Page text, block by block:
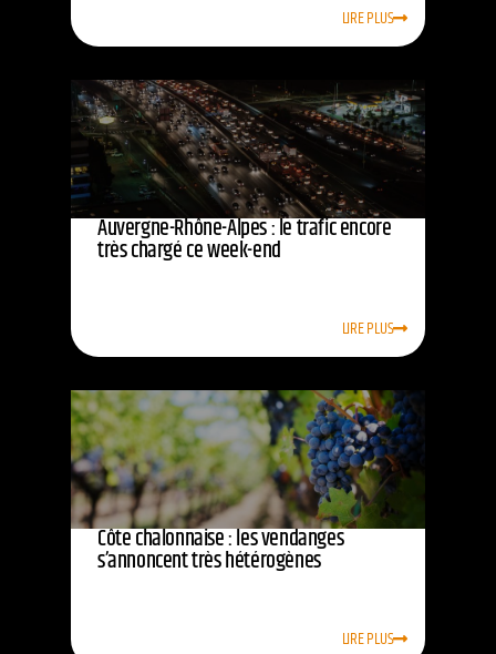
LIRE PLUS
Auvergne-Rhône-Alpes : le trafic encore
très chargé ce week-end
LIRE PLUS
Côte chalonnaise : les vendanges
s’annoncent très hétérogènes
LIRE PLUS